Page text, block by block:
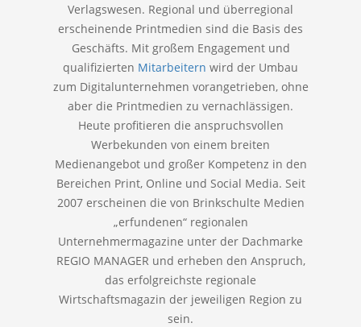
Verlagswesen. Regional und überregional
erscheinende Printmedien sind die Basis des
Geschäfts. Mit großem Engagement und
qualifizierten Mitarbeitern wird der Umbau
zum Digitalunternehmen vorangetrieben, ohne
aber die Printmedien zu vernachlässigen.
Heute profitieren die anspruchsvollen
Werbekunden von einem breiten
Medienangebot und großer Kompetenz in den
Bereichen Print, Online und Social Media. Seit
2007 erscheinen die von Brinkschulte Medien
„erfundenen“ regionalen
Unternehmermagazine unter der Dachmarke
REGIO MANAGER und erheben den Anspruch,
das erfolgreichste regionale
Wirtschaftsmagazin der jeweiligen Region zu
sein.